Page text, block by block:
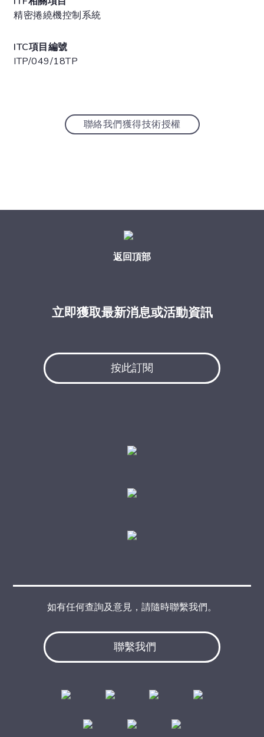
精密捲繞機控制系統
ITC項目編號
ITP/049/18TP
聯絡我們獲得技術授權
返回頂部
立即獲取最新消息或活動資訊
按此訂閱
聯繫我們
如有任何查詢及意見，請隨時聯繫我們。